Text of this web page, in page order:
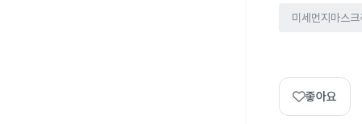
미세먼지마스
좋아요